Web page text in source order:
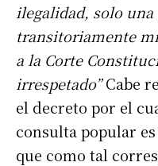
ilegalidad, solo
transitoriamente
a la Corte
irrespetado”Cabe
el decreto por el
consulta popular
que como tal